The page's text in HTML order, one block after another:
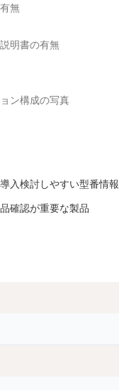
無
明書の有無
ン構成の写真
入検討しやすい型番情報
確認が重要な製品